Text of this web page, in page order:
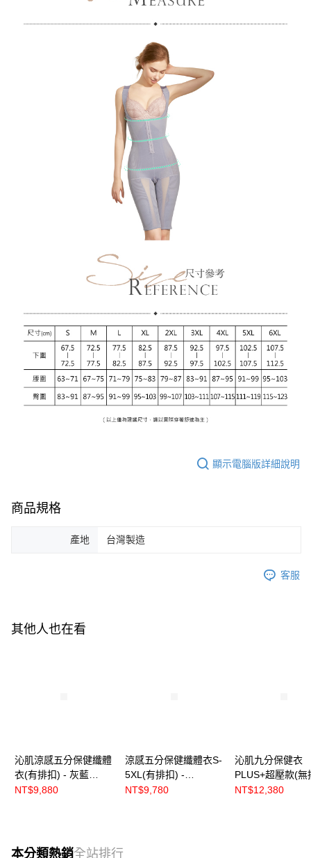
顯示電腦版詳細說明
商品規格
產地 台灣製造
客服
其他人也在看
沁肌涼感五分保健纖體
衣(有排扣) - 灰藍
【R80231】
NT$9,880
涼感五分保健纖體衣S-
5XL(有排扣) -
【R80131】
NT$9,780
沁肌九分保健衣
PLUS+超壓款(無
- 灰藍【R8020】
NT$12,380
本分類熱銷全站排行